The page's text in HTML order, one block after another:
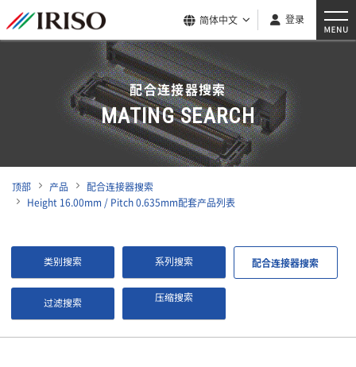
简体中文 登录
配合连接器搜索
MATING SEARCH
顶部 产品
配合连接器搜索
Height 16.00mm / Pitch 0.635mm配套产品列表
类别搜索 系列搜索 配合连接器搜索
过滤搜索 压缩搜索